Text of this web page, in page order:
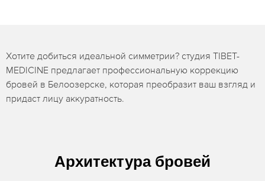
Хотите добиться идеальной симметрии? студия TIBET-
MEDICINE предлагает профессиональную коррекцию
бровей в Белоозерске, которая преобразит ваш взгляд и
придаст лицу аккуратность.
Архитектура бровей